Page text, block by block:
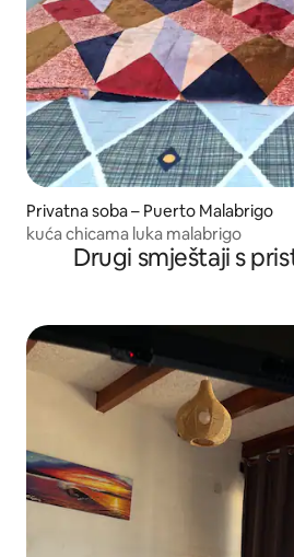
Privatna soba – Puerto Malabrigo
kuća chicama luka malabrigo
Drugi smještaji s